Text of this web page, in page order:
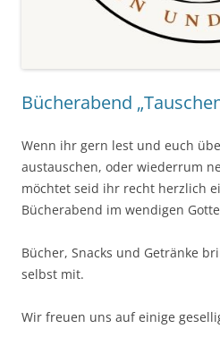
Bücherabend
Wenn ihr gern lest und euch
austauschen, oder wiederrum
möchtet seid ihr recht herzlich
Bücherabend im wendigen
Bücher, Snacks und Getränke
selbst mit.
Wir freuen uns auf einige